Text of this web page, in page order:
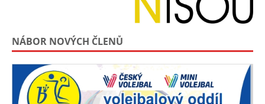
NÁBOR NOVÝCH ČLENŮ